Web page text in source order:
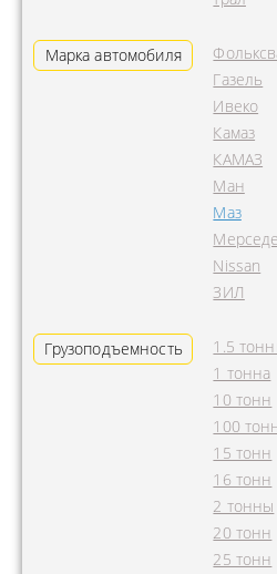
Марка автомобиля
Газель
Ивеко
Камаз
КАМАЗ
Ман
Маз
Nissan
ЗИЛ
Грузоподъемность
1.5
1 тонна
10 тонн
100
15 тонн
16 тонн
2 тонны
20 тонн
25 тонн